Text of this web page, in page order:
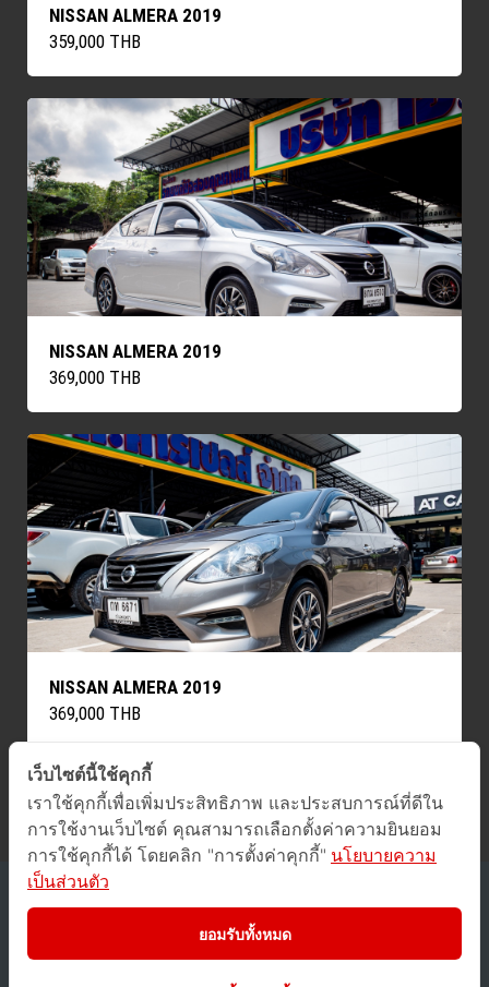
NISSAN ALMERA 2019
359,000 THB
NISSAN ALMERA 2019
369,000 THB
NISSAN ALMERA 2019
369,000 THB
« PreviousNext »
All Rights Reserved.
Privacy Policy/Terms of Use
เว็บไซต์นี้ใช้คุกกี้
เราใช้คุกกี้เพื่อเพิ่มประสิทธิภาพ และประสบการณ์ที่ดีใน
การใช้งานเว็บไซต์ คุณสามารถเลือกตั้งค่าความยินยอม
การใช้คุกกี้ได้ โดยคลิก "การตั้งค่าคุกกี้" นโยบายความ
เป็นส่วนตัว
ยอมรับทั้งหมด